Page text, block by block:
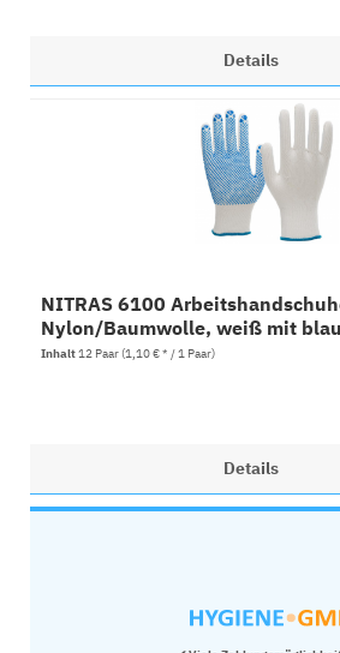
Details
NITRAS 6100
Nylon/Baumwolle, weiß mit
12 Paar
Inhalt12 Paar(1,10 € * / 1 Paar)
Details